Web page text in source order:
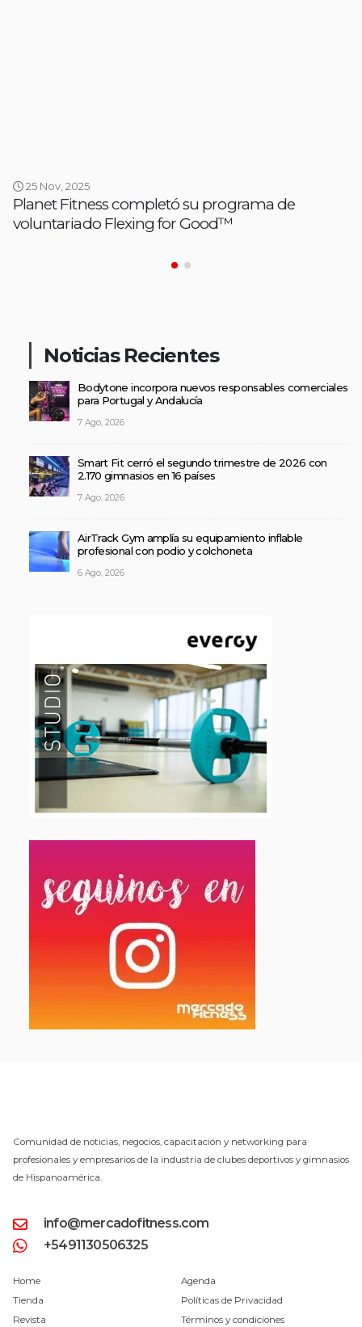
25 Nov, 2025
Planet Fitness completó su programa de
voluntariado Flexing for Good™
Noticias Recientes
Bodytone incorpora nuevos responsables comerciales
para Portugal y Andalucía
7 Ago, 2026
Smart Fit cerró el segundo trimestre de 2026 con
2.170 gimnasios en 16 países
7 Ago, 2026
AirTrack Gym amplía su equipamiento inflable
profesional con podio y colchoneta
6 Ago, 2026
Comunidad de noticias, negocios, capacitación y networking para
profesionales y empresarios de la industria de clubes deportivos y gimnasios
de Hispanoamérica.
info@mercadofitness.com
+5491130506325
Home
Tienda
Revista
Agenda
Políticas de Privacidad
Términos y condiciones